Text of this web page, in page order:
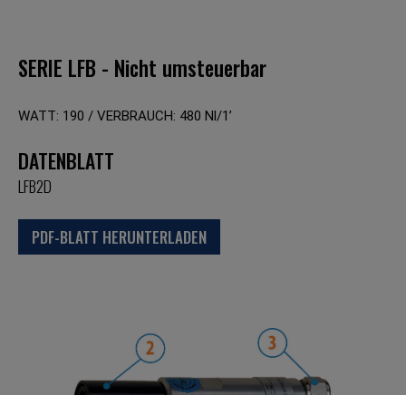
SERIE LFB - Nicht umsteuerbar
WATT: 190 / VERBRAUCH: 480 Nl/1’
DATENBLATT
LFB2D
PDF-BLATT HERUNTERLADEN